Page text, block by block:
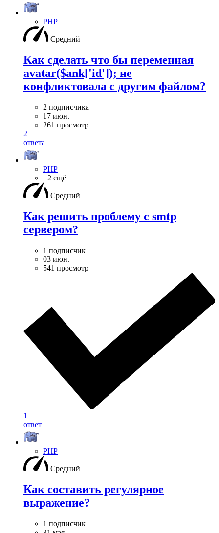
PHP
Средний
Как сделать что бы переменная
avatar($ank['id']); не
конфликтовала с другим файлом?
2 подписчика
17 июн.
261 просмотр
2
ответа
PHP
+2 ещё
Средний
Как решить проблему с smtp
сервером?
1 подписчик
03 июн.
541 просмотр
1
ответ
PHP
Средний
Как составить регулярное
выражение?
1 подписчик